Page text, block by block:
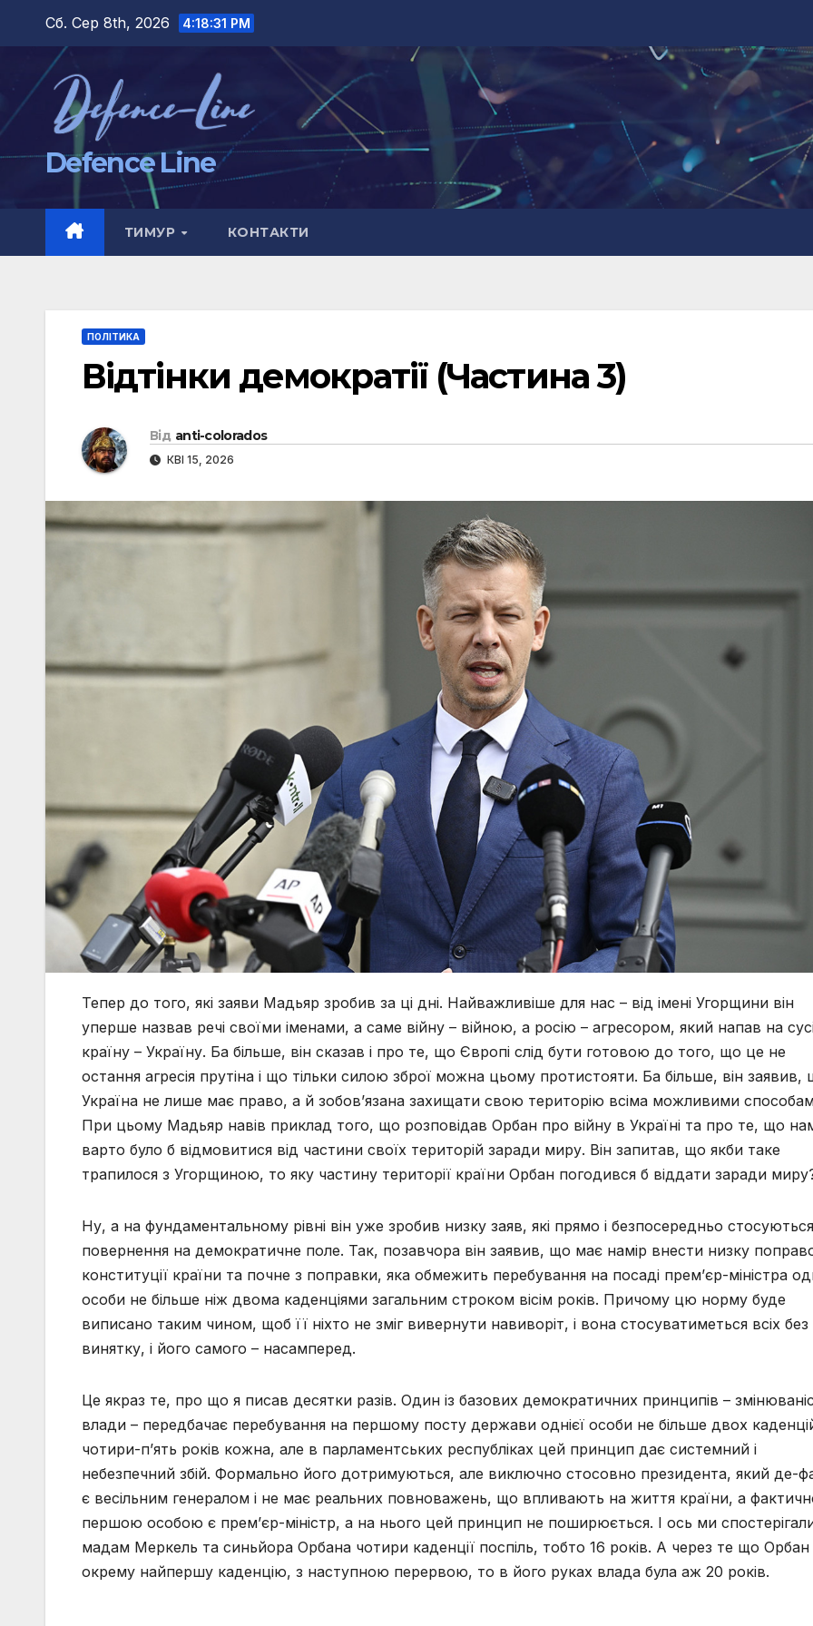
Перейти
вмісту
Сб. Сер 8th, 2026 4:18:32 PM
Defence Line
ТИМУР КОНТАКТИ
ПОЛІТИКА
Відтінки демократії (Частина 3)
Від anti-colorados
КВІ 15, 2026
Тепер до того, які заяви Мадьяр зробив за ці дні. Найважливіше для нас – від імені Угорщини він
уперше назвав речі своїми іменами, а саме війну – війною, а росію – агресором, який напав на
країну – Україну. Ба більше, він сказав і про те, що Європі слід бути готовою до того, що це не
остання агресія прутіна і що тільки силою зброї можна цьому протистояти. Ба більше, він заявив,
Україна не лише має право, а й зобов’язана захищати свою територію всіма можливими
При цьому Мадьяр навів приклад того, що розповідав Орбан про війну в Україні та про те, що
варто було б відмовитися від частини своїх територій заради миру. Він запитав, що якби таке
трапилося з Угорщиною, то яку частину території країни Орбан погодився б віддати заради
Ну, а на фундаментальному рівні він уже зробив низку заяв, які прямо і безпосередньо стосуються
повернення на демократичне поле. Так, позавчора він заявив, що має намір внести низку
конституції країни та почне з поправки, яка обмежить перебування на посаді прем’єр-міністра
особи не більше ніж двома каденціями загальним строком вісім років. Причому цю норму буде
виписано таким чином, щоб її ніхто не зміг вивернути навиворіт, і вона стосуватиметься всіх без
винятку, і його самого – насамперед.
Це якраз те, про що я писав десятки разів. Один із базових демократичних принципів –
влади – передбачає перебування на першому посту держави однієї особи не більше двох
чотири-п’ять років кожна, але в парламентських республіках цей принцип дає системний і
небезпечний збій. Формально його дотримуються, але виключно стосовно президента, який де-
є весільним генералом і не має реальних повноважень, що впливають на життя країни, а
першою особою є прем’єр-міністр, а на нього цей принцип не поширюється. І ось ми
мадам Меркель та синьйора Орбана чотири каденції поспіль, тобто 16 років. А через те що
окрему найпершу каденцію, з наступною перервою, то в його руках влада була аж 20 років.